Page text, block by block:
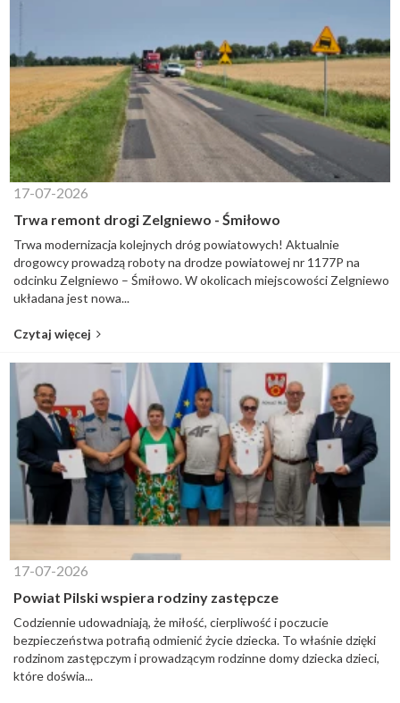
17-07-2026
Trwa remont drogi Zelgniewo - Śmiłowo
Trwa modernizacja kolejnych dróg powiatowych! Aktualnie
drogowcy prowadzą roboty na drodze powiatowej nr 1177P na
odcinku Zelgniewo – Śmiłowo. W okolicach miejscowości Zelgniewo
układana jest nowa...
Czytaj więcej
17-07-2026
Powiat Pilski wspiera rodziny zastępcze
Codziennie udowadniają, że miłość, cierpliwość i poczucie
bezpieczeństwa potrafią odmienić życie dziecka. To właśnie dzięki
rodzinom zastępczym i prowadzącym rodzinne domy dziecka dzieci,
które doświa...